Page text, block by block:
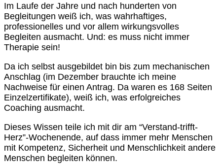
Im Laufe der Jahre und nach hunderten von
Begleitungen weiß ich, was wahrhaftiges,
professionelles und vor allem wirkungsvolles
Begleiten ausmacht. Und: es muss nicht immer
Therapie sein!
Da ich selbst ausgebildet bin bis zum mechanischen
Anschlag (im Dezember brauchte ich meine
Nachweise für einen Antrag. Da waren es 168 Seiten
Einzelzertifikate), weiß ich, was erfolgreiches
Coaching ausmacht.
Dieses Wissen teile ich mit dir am “Verstand-trifft-
Herz”-Wochenende, auf dass immer mehr Menschen
mit Kompetenz, Sicherheit und Menschlichkeit andere
Menschen begleiten können.